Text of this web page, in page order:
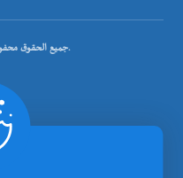
© جميع الحقوق محفوظة لجامعة خنشلة 2026.